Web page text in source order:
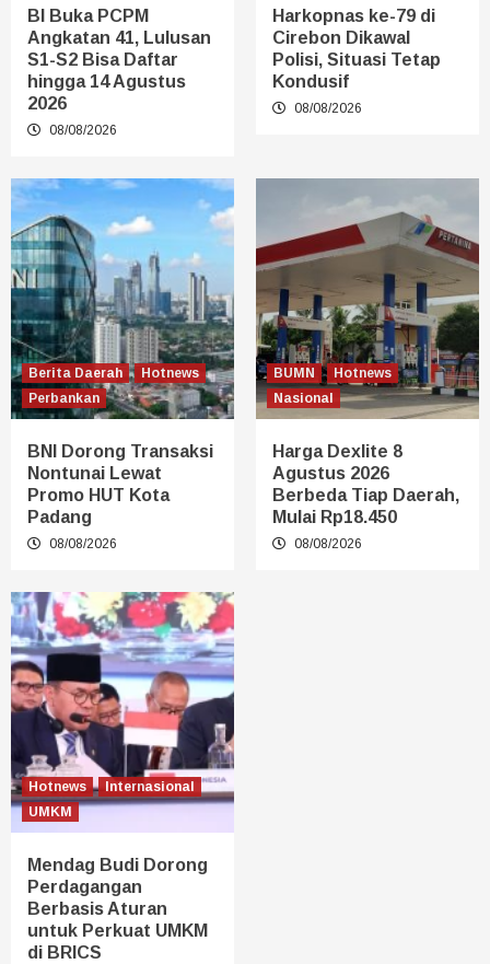
BI Buka PCPM
Angkatan 41, Lulusan
S1-S2 Bisa Daftar
hingga 14 Agustus
2026
08/08/2026
Harkopnas ke-79 di
Cirebon Dikawal
Polisi, Situasi Tetap
Kondusif
08/08/2026
Berita Daerah
Hotnews
Perbankan
BNI Dorong Transaksi
Nontunai Lewat
Promo HUT Kota
Padang
08/08/2026
BUMN
Hotnews
Nasional
Harga Dexlite 8
Agustus 2026
Berbeda Tiap Daerah,
Mulai Rp18.450
08/08/2026
Hotnews
Internasional
UMKM
Mendag Budi Dorong
Perdagangan
Berbasis Aturan
untuk Perkuat UMKM
di BRICS